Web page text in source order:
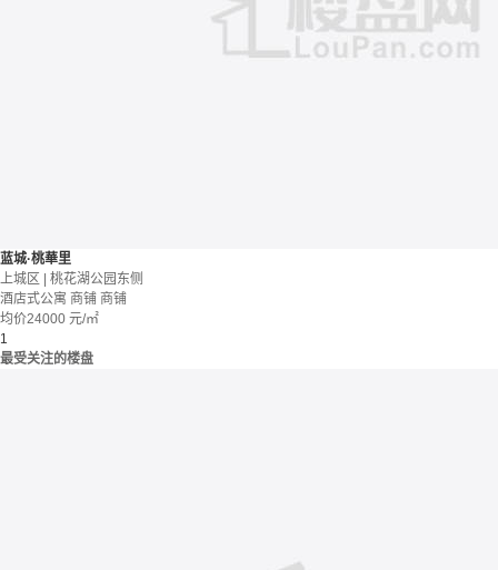
蓝城·桃華里
上城区 | 桃花湖公园东侧
酒店式公寓 商铺 商铺
均价24000 元/㎡
1
最受关注的楼盘